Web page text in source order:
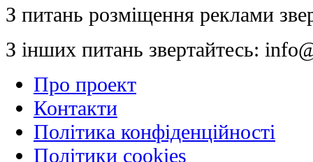
З питань розміщення реклами
З інших питань звертайтесь:
Про проект
Контакти
Політика конфіденційності
Політики cookies